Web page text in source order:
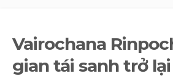
Vairochana
gian tái sanh trở